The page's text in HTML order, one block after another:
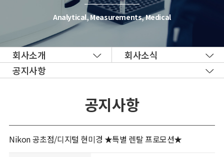
Analytical, Measurements, Medical
회사소개
회사소식
공지사항
공지사항
Nikon 공초점/디지털 현미경 ★특별 렌탈 프로모션★